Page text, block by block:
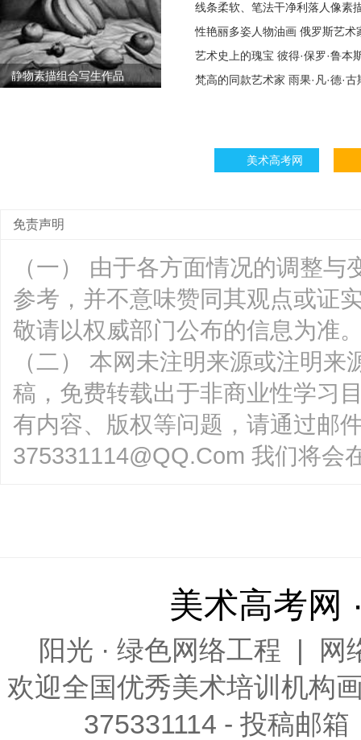
静物素描组合写生作品
线条柔软、笔法干净利落人像素
性艳丽多姿人物油画 俄罗斯艺术
艺术史上的瑰宝 彼得·保罗·鲁本
梵高的同款艺术家 雨果·凡·德·
美术高考网
免责声明
（一） 由于各方面情况的调整
参考，并不意味赞同其观点或证
敬请以权威部门公布的信息为准
（二） 本网未注明来源或注明
稿，免费转载出于非商业性学习
有内容、版权等问题，请通过邮
375331114@QQ.Com 我们将会
美术高考网
阳光 · 绿色网络工程 |
网
欢迎全国优秀美术培训 机构
375331114 - 投稿邮